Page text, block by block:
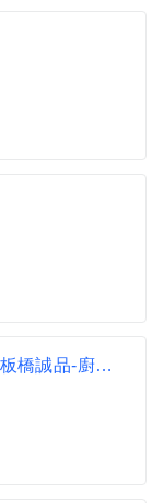
最高起薪36000 野宴集團【極野宴】板橋誠品-廚師/廚助/內場人員